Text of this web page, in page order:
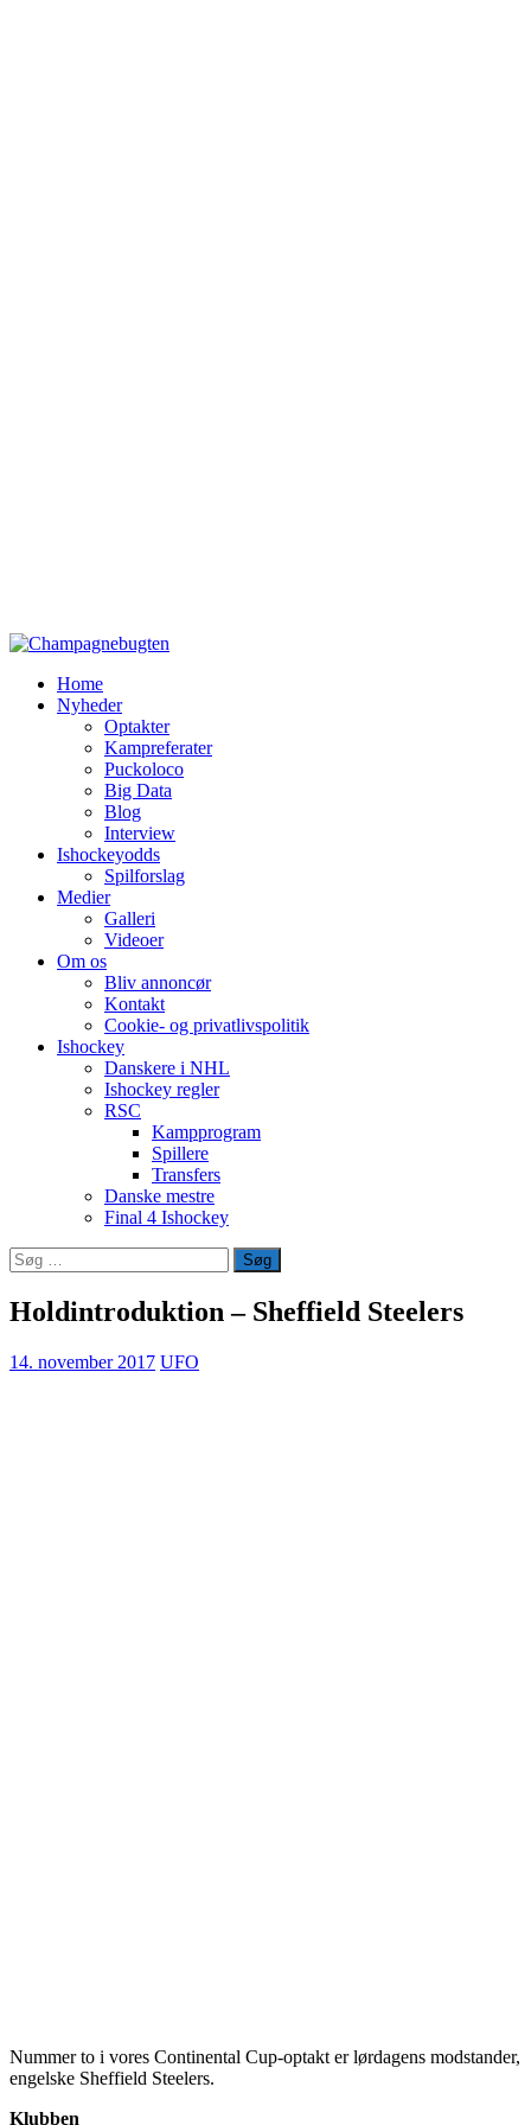
Home
Nyheder
Optakter
Kampreferater
Puckoloco
Big Data
Blog
Interview
Ishockeyodds
Spilforslag
Medier
Galleri
Videoer
Om os
Bliv annoncør
Kontakt
Cookie- og privatlivspolitik
Ishockey
Danskere i NHL
Ishockey regler
RSC
Kampprogram
Spillere
Transfers
Danske mestre
Final 4 Ishockey
Søg
efter:
Holdintroduktion – Sheffield Steelers
14. november 2017 UFO
Nummer to i vores Continental Cup-optakt er lørdagens modstander,
engelske Sheffield Steelers.
Klubben